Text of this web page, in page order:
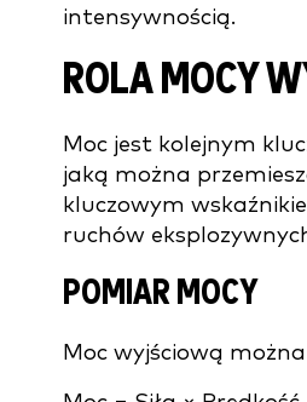
intensywnością.
ROLA MOCY
Moc jest kolejnym
jaką można
kluczowym
ruchów
POMIAR MOCY
Moc wyjściową